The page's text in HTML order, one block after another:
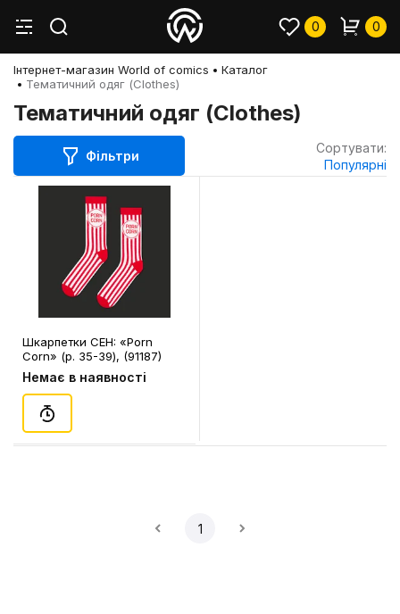
0 0
Інтернет-магазин World of comics
Каталог
Тематичний одяг (Clothes)
Тематичний одяг (Clothes)
Фільтри
Сортувати:
Популярні
Шкарпетки CEH: «Porn
Corn» (р. 35-39), (91187)
Немає в наявності
1